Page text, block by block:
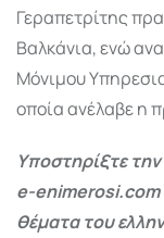
Γεραπετρίτης
Βαλκάνια, ενώ
Μόνιμου
οποία ανέλαβε η
Υποστηρίξτε
e-enimerosi.com
θέματα του